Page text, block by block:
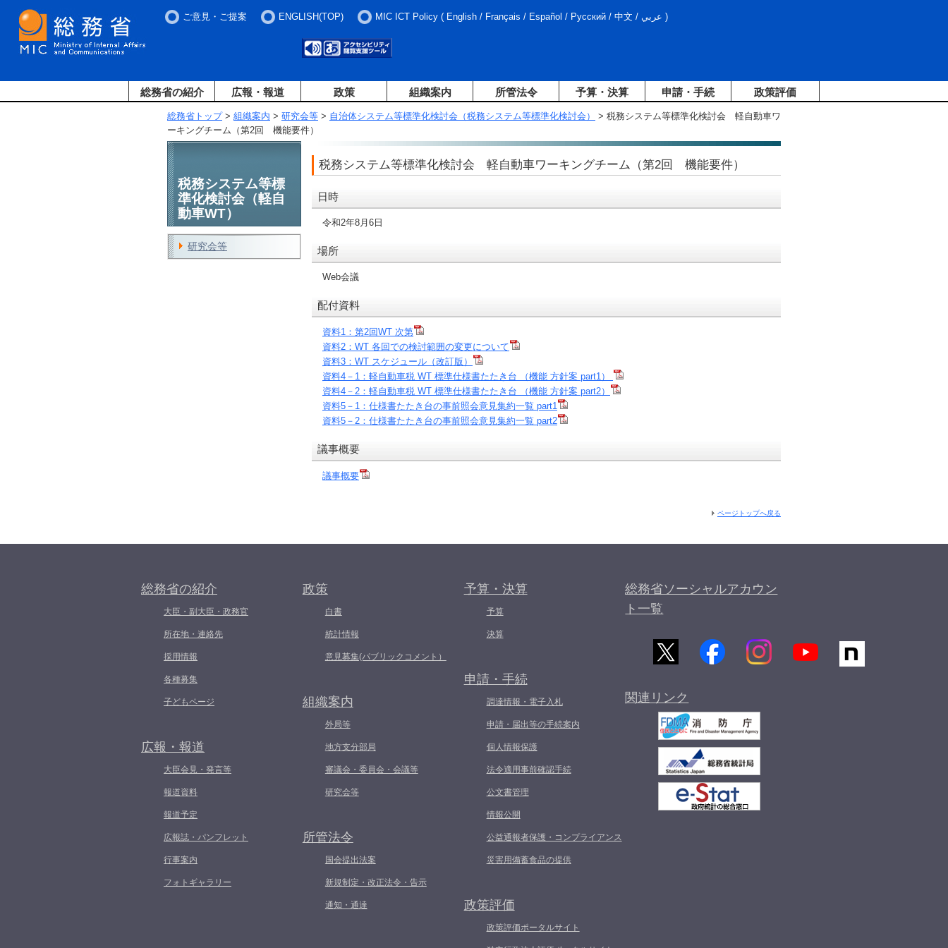
ご意見・ご提案 ENGLISH(TOP) MIC ICT Policy ( English / Français / Español / Русский / 中文 / عربي )
総務省の紹介 広報・報道 政策 組織案内 所管法令 予算・決算 申請・手続 政策評価
総務省トップ> 組織案内 > 研究会等 > 自治体システム等標準化検討会（税務システム等標準化検討会）
> 税務システム等標準化検討会 軽自動車ワ
ーキングチーム（第2回 機能要件）
税務システム等標準化検討会 軽自動車ワーキングチーム（第2回 機能要件）
日時
令和2年8月6日
場所
Web会議
配付資料
資料1：第2回WT 次第
資料2：WT 各回での検討範囲の変更について
資料3：WT スケジュール（改訂版）
資料4－1：軽自動車税 WT 標準仕様書たたき台 （機能 方針案 part1）
資料4－2：軽自動車税 WT 標準仕様書たたき台 （機能 方針案 part2）
資料5－1：仕様書たたき台の事前照会意見集約一覧 part1
資料5－2：仕様書たたき台の事前照会意見集約一覧 part2
議事概要
議事概要
ページトップへ戻る
税務システム等標
準化検討会（軽自
動車WT）
研究会等
総務省の紹介
大臣・副大臣・政務官
所在地・連絡先
採用情報
各種募集
子どもページ
広報・報道
大臣会見・発言等
報道資料
報道予定
広報誌・パンフレット
行事案内
フォトギャラリー
政策
白書
統計情報
意見募集(パブリックコメント）
組織案内
外局等
地方支分部局
審議会・委員会・会議等
研究会等
所管法令
国会提出法案
新規制定・改正法令・告示
通知・通達
予算・決算
予算
決算
申請・手続
調達情報・電子入札
申請・届出等の手続案内
個人情報保護
法令適用事前確認手続
公文書管理
情報公開
公益通報者保護・コンプライアンス
災害用備蓄食品の提供
政策評価
政策評価ポータルサイト
総務省ソーシャルアカウン
ト一覧
関連リンク